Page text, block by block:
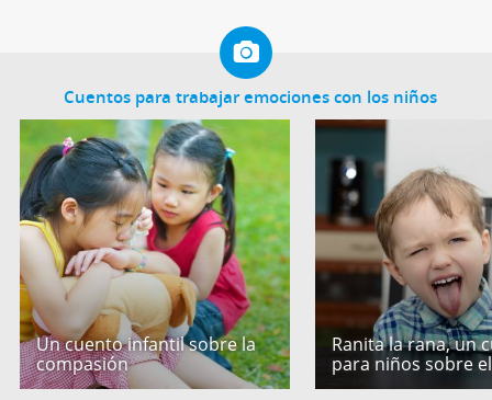
Cuentos para trabajar emociones con los niños
Un cuento infantil sobre la
compasión
Ranita la rana, un
para niños sobre